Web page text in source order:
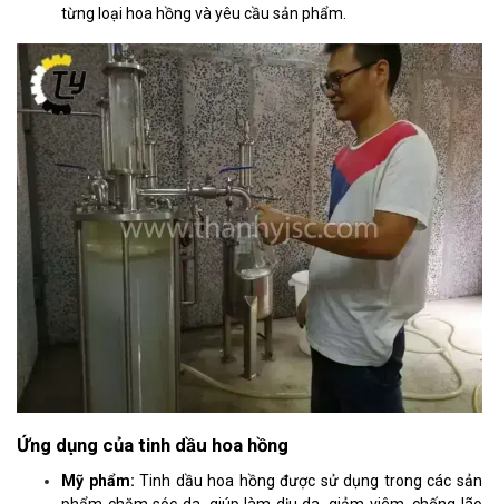
từng loại hoa hồng và yêu cầu sản phẩm.
Ứng dụng của tinh dầu hoa hồng
Mỹ phẩm: Tinh dầu hoa hồng được sử dụng trong các sản